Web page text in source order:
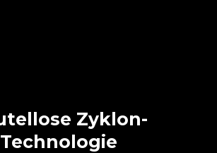
Technologie